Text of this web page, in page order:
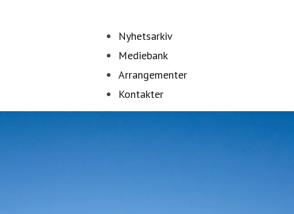
Nyhetsarkiv
Mediebank
Arrangementer
Kontakter